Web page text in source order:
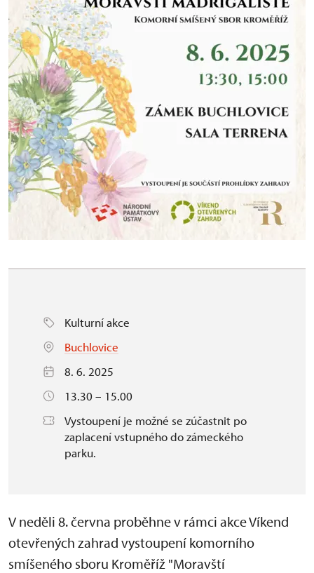
Kulturní akce
Buchlovice
8. 6. 2025
13.30 – 15.00
Vystoupení je možné se zúčastnit po
zaplacení vstupného do zámeckého
parku.
V neděli 8. června proběhne v rámci akce Víkend
otevřených zahrad vystoupení komorního
smíšeného sboru Kroměříž "Moravští